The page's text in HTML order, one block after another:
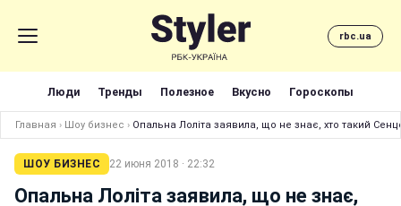
rbc.ua
Люди Тренды Полезное Вкусно Гороскопы
Главная › Шоу бизнес › Опальна Лоліта заявила, що не знає, хто такий
ШОУ БИЗНЕС 22 июня 2018 · 22:32
Опальна Лоліта заявила, що не знає,